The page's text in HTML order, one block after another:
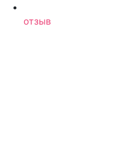
отзыв